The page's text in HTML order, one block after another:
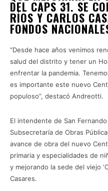
DEL CAPS 31. SE
RÍOS Y CARLOS
FONDOS
“Desde hace años venimos
salud del distrito y tener un
enfrentar la pandemia.
es importante este nuevo
populoso”, destacó Andreotti.
El intendente de San
Subsecretaría de Obras
avance de obra del nuevo
primaria y especialidades de
y mejorando la sede del viejo
Casares.